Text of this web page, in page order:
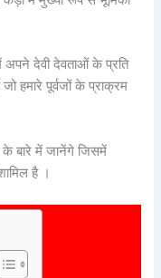
देवी देवताओं के प्रति
हमारे पूर्वजों के प्राक्रम
में जानेंगे जिसमें
है ।